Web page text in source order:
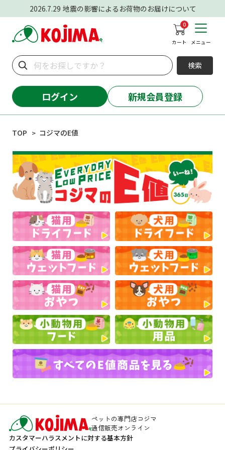
2026.7.29 地震の影響によるお荷物のお届けについて
0
カート メニュー
検索
ログイン 新規会員登録
TOP コジマのE値
ペットの専門店コジマ
通信販売オンライン
カスタマーハラスメントに対する基本方針